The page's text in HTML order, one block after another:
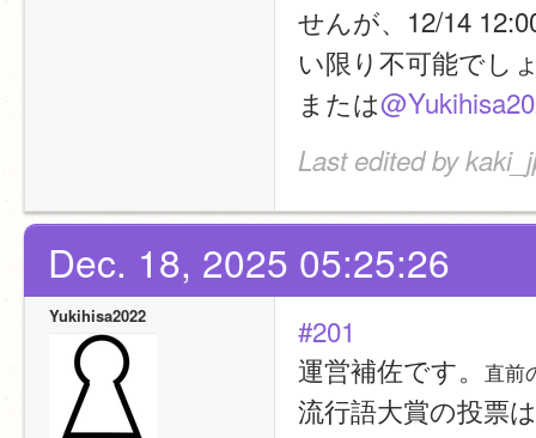
せんが、12/14
い限り不可能でし
または
Last edited by
Dec. 18, 2025 05:25:26
Yukihisa2022
#201
運営補佐です。
直前
流行語大賞の投票